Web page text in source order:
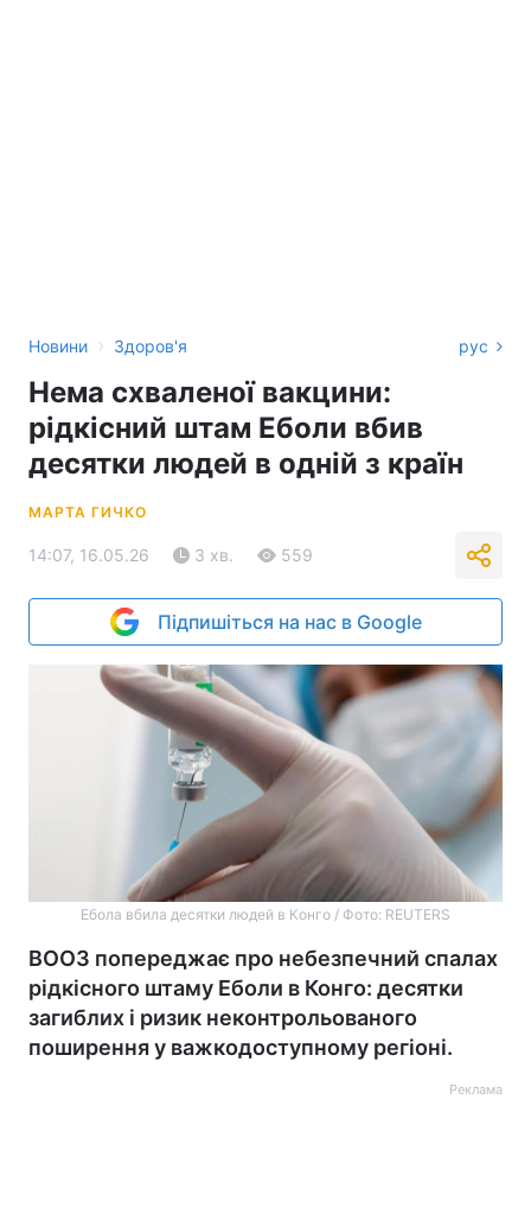
Новини › Здоров'я рус
Нема схваленої вакцини:
рідкісний штам Еболи вбив
десятки людей в одній з країн
МАРТА ГИЧКО
14:07, 16.05.26 3 хв. 559
Підпишіться на нас в Google
Ебола вбила десятки людей в Конго / Фото: REUTERS
ВООЗ попереджає про небезпечний спалах
рідкісного штаму Еболи в Конго: десятки
загиблих і ризик неконтрольованого
поширення у важкодоступному регіоні.
Реклама